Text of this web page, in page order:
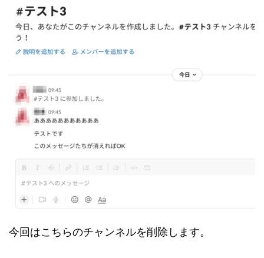
今回はこちらのチャンネルを削除します。